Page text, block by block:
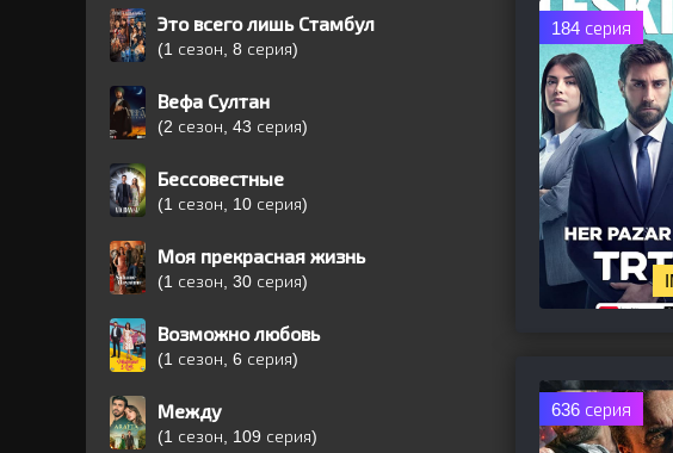
184 серия
636 серия
Это всего лишь Стамбул
(1 сезон, 8 серия)
Вефа Султан
(2 сезон, 43 серия)
Бессовестные
(1 сезон, 10 серия)
Моя прекрасная жизнь
(1 сезон, 30 серия)
Возможно любовь
(1 сезон, 6 серия)
Между
(1 сезон, 109 серия)